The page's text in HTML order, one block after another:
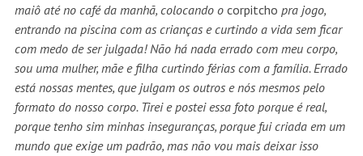
maiô até no café da manhã, colocando o corpitcho pra jogo,
entrando na piscina com as crianças e curtindo a vida sem ficar
com medo de ser julgada! Não há nada errado com meu corpo,
sou uma mulher, mãe e filha curtindo férias com a família. Errado
está nossas mentes, que julgam os outros e nós mesmos pelo
formato do nosso corpo. Tirei e postei essa foto porque é real,
porque tenho sim minhas inseguranças, porque fui criada em um
mundo que exige um padrão, mas não vou mais deixar isso